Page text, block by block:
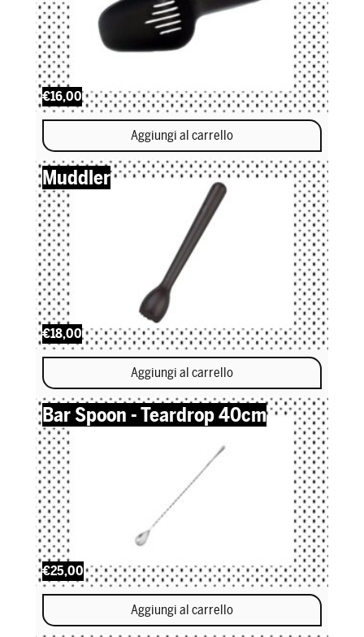
€16,00
Aggiungi al carrello
Muddler
€18,00
Aggiungi al carrello
Bar Spoon - Teardrop 40cm
€25,00
Aggiungi al carrello